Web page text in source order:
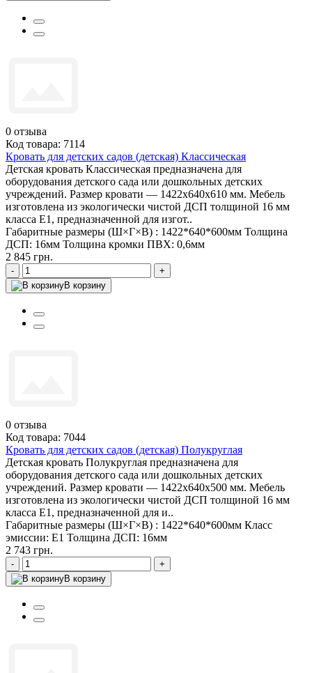
0 отзыва
Код товара: 7114
Кровать для детских садов (детская) Классическая
Детская кровать Классическая предназначена для
оборудования детского сада или дошкольных детских
учреждений. Размер кровати — 1422х640х610 мм. Мебель
изготовлена из экологически чистой ДСП толщиной 16 мм
класса Е1, предназначенной для изгот..
Габаритные размеры (Ш×Г×В) : 1422*640*600мм Толщина
ДСП: 16мм Толщина кромки ПВХ: 0,6мм
2 845 грн.
-
+
В корзину
0 отзыва
Код товара: 7044
Кровать для детских садов (детская) Полукруглая
Детская кровать Полукруглая предназначена для
оборудования детского сада или дошкольных детских
учреждений. Размер кровати — 1422х640х500 мм. Мебель
изготовлена из экологически чистой ДСП толщиной 16 мм
класса Е1, предназначенной для и..
Габаритные размеры (Ш×Г×В) : 1422*640*600мм Класс
эмиссии: Е1 Толщина ДСП: 16мм
2 743 грн.
-
+
В корзину